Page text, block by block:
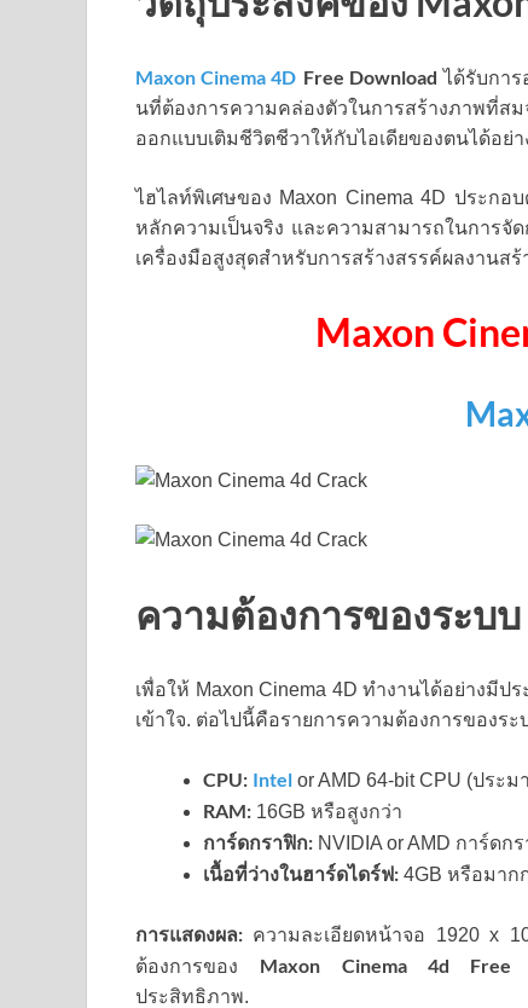
Maxon Cinema 4D Free Download ได้รับกา
นที่ต้องการความคล่องตัวในการสร้างภาพ
ออกแบบเติมชีวิตชีวาให้กับไอเดียของตนได้อย่
ไฮไลท์พิเศษของ Maxon Cinema 4D ประกอ
หลักความเป็นจริง และความสามารถในการจั
เครื่องมือสูงสุดสำหรับการสร้างสรรค์ผลงานส
Maxon
ความต้องการของระบบ
เพื่อให้ Maxon Cinema 4D ทำงานได้อย่างมี
เข้าใจ. ต่อไปนี้คือรายการความต้องการของระ
CPU: Intel or AMD 64-bit CPU (ประ
RAM: 16GB หรือสูงกว่า
การ์ดกราฟิก: NVIDIA or AMD การ์ดก
เนื้อที่ว่างในฮาร์ดไดร์ฟ: 4GB หรือมาก
การแสดงผล: ความละเอียดหน้าจอ 1920 x
ต้องการของ Maxon Cinema 4d Free
ประสิทธิภาพ.